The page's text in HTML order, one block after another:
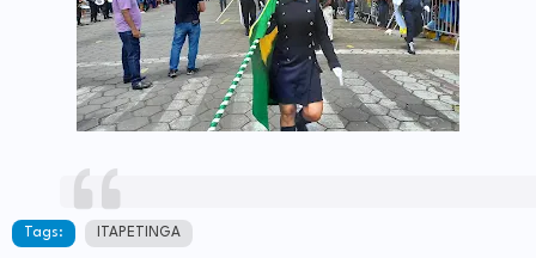
Tags: ITAPETINGA